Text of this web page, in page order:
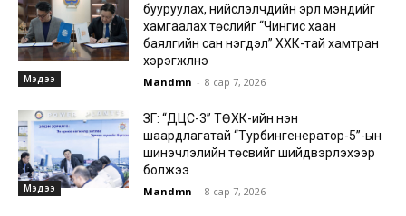
Мэдээ
бууруулах, нийслэлчүүдийн эрүүл мэндийг
хамгаалах төслийг “Чингис хаан
баялгийн сан нэгдэл” ХХК-тай хамтран
хэрэгжүүлнэ
Mandmn - 8 сар 7, 2026
Мэдээ
ЗГ: “ДЦС-3” ТӨХК-ийн нэн
шаардлагатай “Турбингенератор-5”-ын
шинэчлэлийн төсвийг шийдвэрлэхээр
болжээ
Mandmn - 8 сар 7, 2026